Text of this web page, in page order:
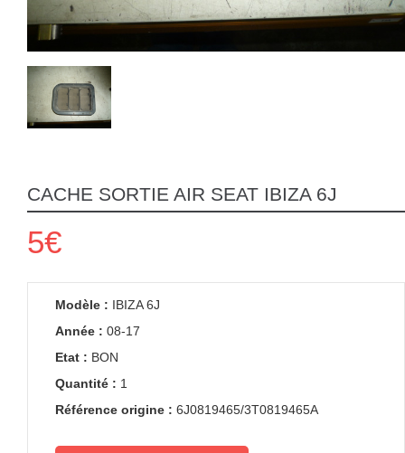
CACHE SORTIE AIR SEAT IBIZA 6J
5€
Modèle : IBIZA 6J
Année : 08-17
Etat : BON
Quantité : 1
Référence origine : 6J0819465/3T0819465A